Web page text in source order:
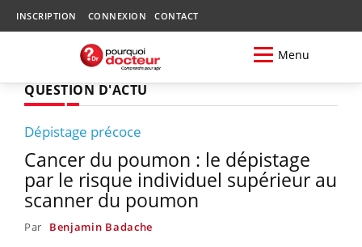
INSCRIPTION CONNEXION CONTACT
Menu
QUESTION D'ACTU
Dépistage précoce
Cancer du poumon : le dépistage
par le risque individuel supérieur au
scanner du poumon
Par Benjamin Badache